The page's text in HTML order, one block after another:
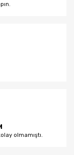
olmamıştı.